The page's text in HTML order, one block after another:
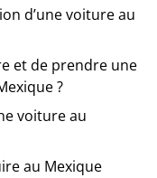
d’une voiture au
et de prendre une
?
voiture au
au Mexique